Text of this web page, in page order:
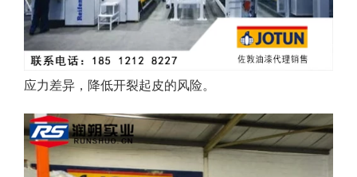
应力差异，降低开裂起皮的风险。